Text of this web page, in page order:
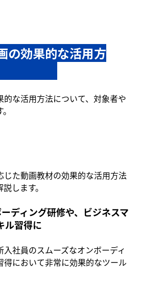
の効果的な活用方
な活用方法について、対象者や
じた動画教材の効果的な活用方法
します。
ディング研修や、ビジネスマ
ル習得に
社員のスムーズなオンボーディ
得において非常に効果的なツール